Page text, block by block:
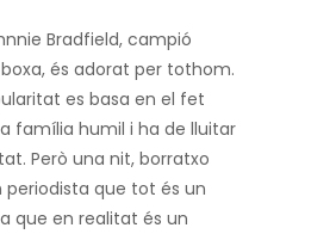
Bradfield, campió
és adorat per tothom.
es basa en el fet
família humil i ha de lluitar
Però una nit, borratxo
periodista que tot és un
que en realitat és un